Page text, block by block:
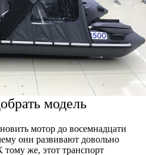
модель
мотор до восемнадцати
они развивают довольно
же, этот транспорт